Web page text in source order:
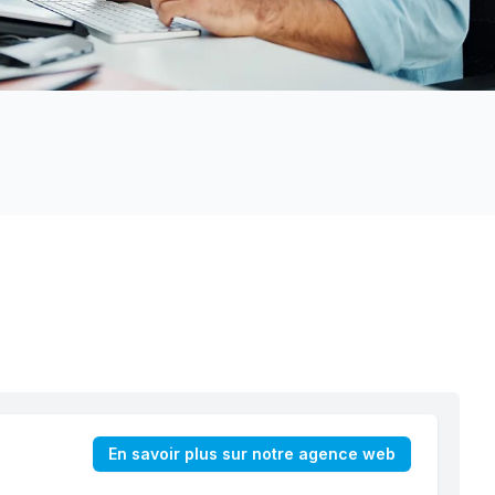
En savoir plus sur notre agence web